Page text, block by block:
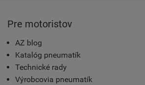
Pre motoristov
AZ blog
Katalóg pneumatík
Technické rady
Výrobcovia pneumatík